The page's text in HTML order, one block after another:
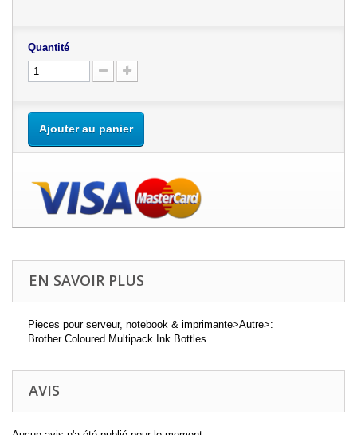
Quantité
Ajouter au panier
EN SAVOIR PLUS
Pieces pour serveur, notebook & imprimante>Autre>:
Brother Coloured Multipack Ink Bottles
AVIS